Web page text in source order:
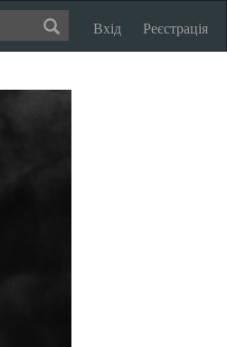
Вхід Реєстрація